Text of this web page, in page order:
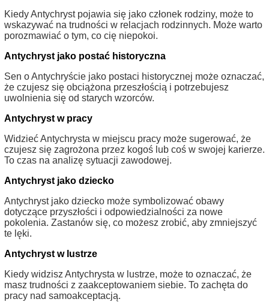
Kiedy Antychryst pojawia się jako członek rodziny, może to
wskazywać na trudności w relacjach rodzinnych. Może warto
porozmawiać o tym, co cię niepokoi.
Antychryst jako postać historyczna
Sen o Antychryście jako postaci historycznej może oznaczać,
że czujesz się obciążona przeszłością i potrzebujesz
uwolnienia się od starych wzorców.
Antychryst w pracy
Widzieć Antychrysta w miejscu pracy może sugerować, że
czujesz się zagrożona przez kogoś lub coś w swojej karierze.
To czas na analizę sytuacji zawodowej.
Antychryst jako dziecko
Antychryst jako dziecko może symbolizować obawy
dotyczące przyszłości i odpowiedzialności za nowe
pokolenia. Zastanów się, co możesz zrobić, aby zmniejszyć
te lęki.
Antychryst w lustrze
Kiedy widzisz Antychrysta w lustrze, może to oznaczać, że
masz trudności z zaakceptowaniem siebie. To zachęta do
pracy nad samoakceptacją.